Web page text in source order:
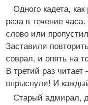
Одного кадета,
раза в течение
слово или
Заставили
соврал, и опять на
В третий раз
впрыснули! И
Старый адмирал,